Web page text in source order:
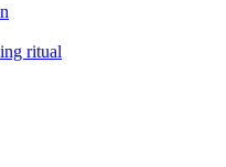
ritual